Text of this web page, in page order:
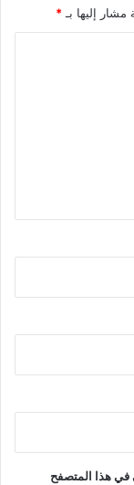
مشار إليها بـ*
في هذا المتصفح